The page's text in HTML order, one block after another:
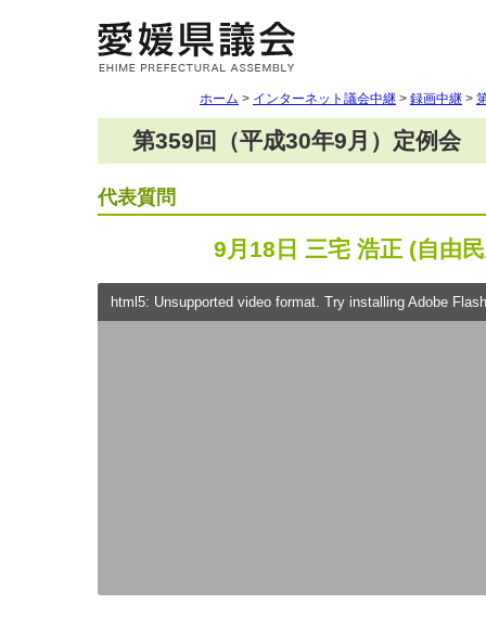
ホーム > インターネット議会中継 > 録画中継 >
第359回（平成30年9月）定例会
代表質問
9月18日 三宅 浩正 (自由
html5: Unsupported video format. Try installing Adobe